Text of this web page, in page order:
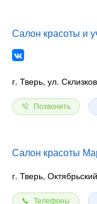
Салон красоты и
г. Тверь, ул.
Позвонить
Салон красоты
г. Тверь,
Телефоны